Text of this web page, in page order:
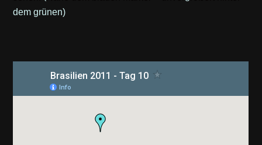
dem grünen)